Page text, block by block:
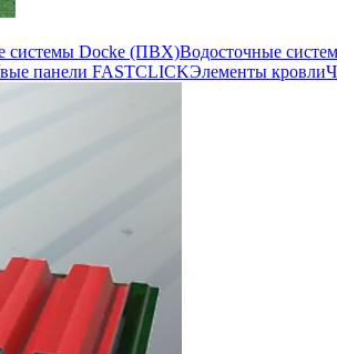
системы Docke (ПВХ)Водосточные
панели FASTCLICKЭлементы кровли